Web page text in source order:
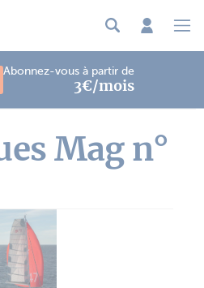
Abonnez-vous à partir de
3€/mois
Mag n°